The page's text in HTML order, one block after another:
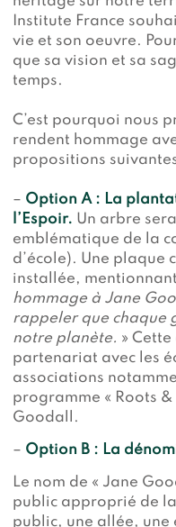
Institute France
vie et son oeuvre.
que sa vision et sa
temps.
C’est pourquoi nous
rendent hommage
propositions
– Option A : La
l’Espoir. Un arbre
emblématique de la
d’école). Une plaque
installée,
hommage à Jane
rappeler que chaque
notre planète. »
partenariat avec les
associations
programme « Roots &
Goodall.
– Option B : La
Le nom de « Jane
public approprié de
public, une allée, une